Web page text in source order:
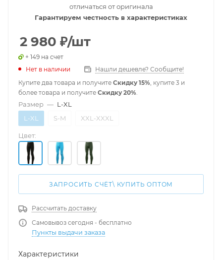
отличаться от оригинала
Гарантируем честность в характеристиках
2 980 ₽/шт
+ 149 на счет
Нет в наличии
Нашли дешевле? Сообщите!
Купите два товара и получите Скидку 15%, купите 3 и
более товара и получите Скидку 20%.
Размер — L-XL
L-XL
S-M XXL-XXXL
Цвет:
ЗАПРОСИТЬ СЧЁТ\ КУПИТЬ ОПТОМ
Рассчитать доставку
Самовывоз сегодня - бесплатно
Пункты выдачи заказа
Характеристики